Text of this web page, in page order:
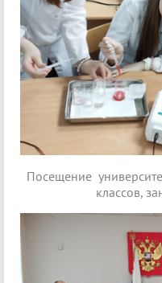
Посещение
классов,